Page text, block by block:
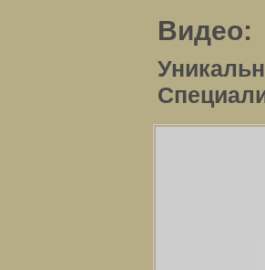
Видео: